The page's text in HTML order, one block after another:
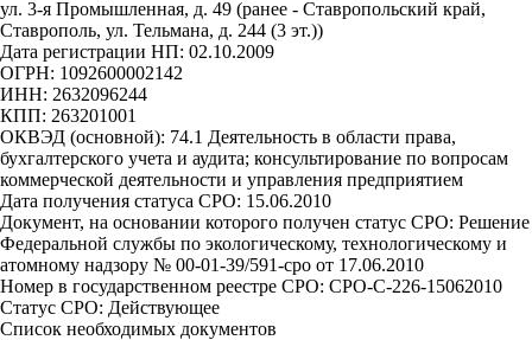
ул. 3-я Промышленная, д. 49 (ранее - Ставропольский край,
Ставрополь, ул. Тельмана, д. 244 (3 эт.))
Дата регистрации НП: 02.10.2009
ОГРН: 1092600002142
ИНН: 2632096244
КПП: 263201001
ОКВЭД (основной): 74.1 Деятельность в области права,
бухгалтерского учета и аудита; консультирование по вопросам
коммерческой деятельности и управления предприятием
Дата получения статуса СРО: 15.06.2010
Документ, на основании которого получен статус СРО: Решение
Федеральной службы по экологическому, технологическому и
атомному надзору № 00-01-39/591-сро от 17.06.2010
Номер в государственном реестре СРО: СРО-С-226-15062010
Статус СРО: Действующее
Список необходимых документов